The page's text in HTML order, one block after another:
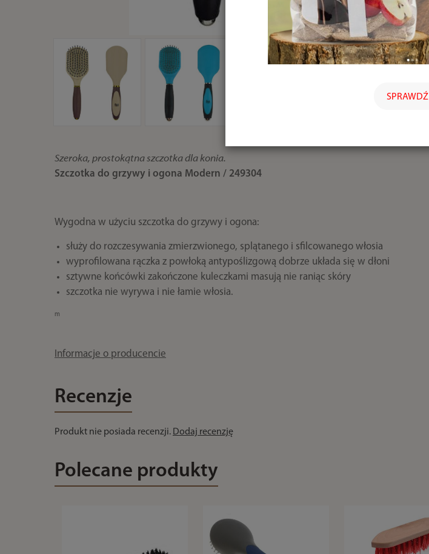
SPRAWDŹ
Szeroka, prostokątna szczotka dla konia.
Szczotka do grzywy i ogona Modern / 249304
Wygodna w użyciu szczotka do grzywy i ogona:
służy do rozczesywania zmierzwionego, splątanego i sfilcowanego włosia
wyprofilowana rączka z powłoką antypoślizgową dobrze układa się w dłoni
sztywne końcówki zakończone kuleczkami masują nie raniąc skóry
szczotka nie wyrywa i nie łamie włosia.
m
Informacje o producencie
Recenzje
Produkt nie posiada recenzji. Dodaj recenzję
Polecane produkty